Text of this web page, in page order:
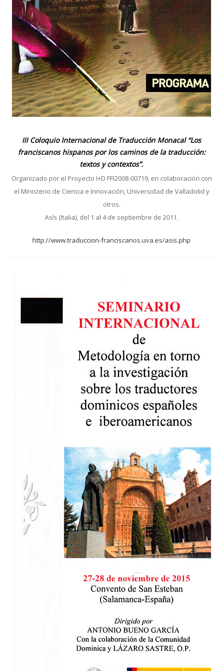
III Coloquio Internacional de Traducción Monacal “Los
franciscanos hispanos por los caminos de la traducción:
textos y contextos”.
Organizado por el Proyecto I+D FFI2008-00719, en colaboración con
el Ministerio de Ciencia e Innovación, Universidad de Valladolid y
otros.
Asís (Italia), del 1 al 4 de septiembre de 2011.
http://www.traduccion-franciscanos.uva.es/asis.php